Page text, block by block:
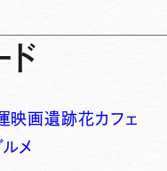
ド
映画遺跡花カフェ
ルメ